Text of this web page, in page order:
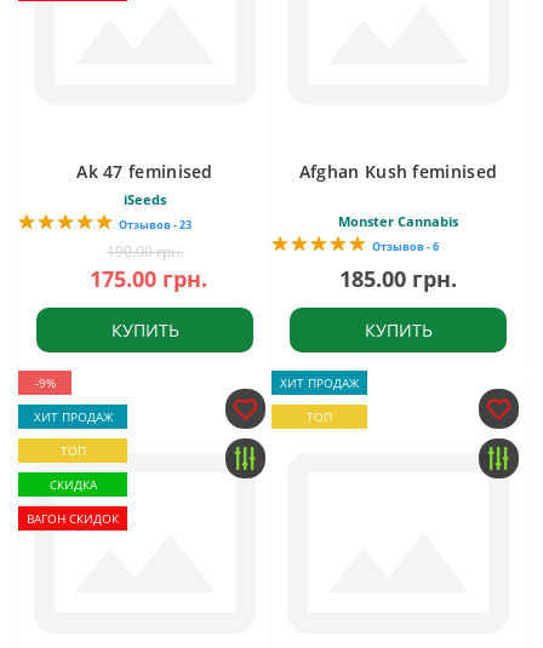
Ak 47 feminised
iSeeds
Отзывов - 23
190.00 грн.
175.00 грн.
КУПИТЬ
Afghan Kush feminised
Monster Cannabis
Отзывов - 6
185.00 грн.
КУПИТЬ
-9%
ХИТ ПРОДАЖ
ТОП
СКИДКА
ВАГОН СКИДОК
ХИТ ПРОДАЖ
ТОП